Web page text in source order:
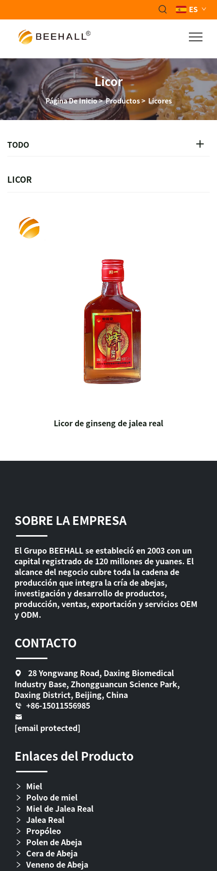
ES
Licor
Página De Inicio>Productos> Licores
TODO
LICOR
Licor de ginseng de jalea real
SOBRE LA EMPRESA
El Grupo BEEHALL se estableció en 2003 con un
capital registrado de 120 millones de yuanes. El
alcance del negocio cubre toda la cadena de
producción que integra la cría de abejas,
investigación y desarrollo de productos,
producción, ventas, exportación y servicios OEM
y ODM.
CONTACTO
28 Yongwang Road, Daxing Biomedical
Industry Base, Zhongguancun Science Park,
Daxing District, Beijing, China
+86-15011556985
[email protected]
Enlaces del Producto
Miel
Polvo de miel
Miel de Jalea Real
Jalea Real
Propóleo
Polen de Abeja
Cera de Abeja
Veneno de Abeja